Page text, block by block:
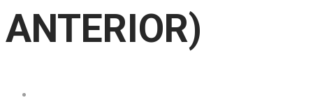
ANTERIOR)